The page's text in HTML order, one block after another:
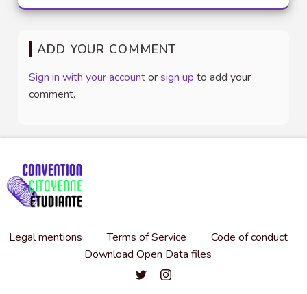
ADD YOUR COMMENT
Sign in with your accountorsign up to add your
comment.
Legal mentions Terms of Service
Code of conduct
Download Open Data files
Convention citoyenne étudiante
Convention citoyenne